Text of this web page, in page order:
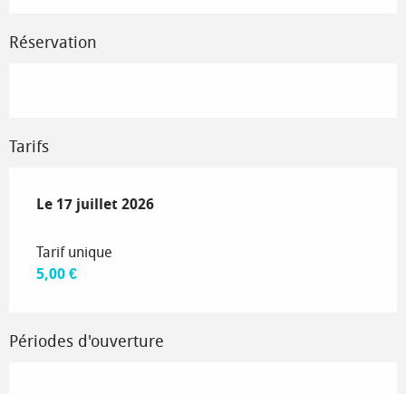
Réservation
Tarifs
Le 17 juillet 2026
Le 17 juillet 2026
Tarif unique
5,00 €
Périodes d'ouverture